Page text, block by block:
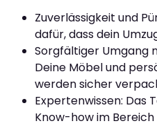
Zuverlässigkeit und
dafür, dass dein
Sorgfältiger Umgang
Deine Möbel und
werden sicher
Expertenwissen: Das
Know-how im